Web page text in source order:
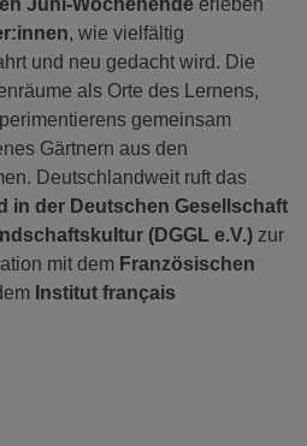
Juni-Wochenende erleben
, wie vielfältig
und neu gedacht wird. Die
als Orte des Lernens,
gemeinsam
Gärtnern aus den
Deutschlandweit ruft das
in der Deutschen Gesellschaft
(DGGL e.V.) zur
mit dem Französischen
Institut français